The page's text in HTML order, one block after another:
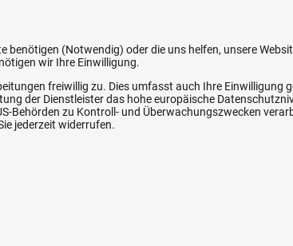
Durchflussrichtung
beidseitig absperrend VE-2/
beidseitig absperrend
benötigen (Notwendig) oder die uns helfen, unsere
wir Ihre Einwilligung.
freiwillig zu. Dies umfasst auch Ihre Einwilligung
der Dienstleister das hohe europäische
Behörden zu Kontroll- und Überwachungszwecken
jederzeit widerrufen.